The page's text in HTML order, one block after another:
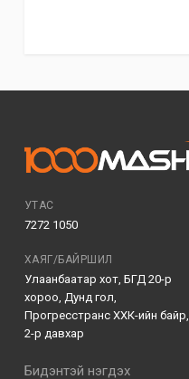
УТАС
7272 1050
ХАЯГ/БАЙРШИЛ
Улаанбаатар хот, БГД 20-р
хороо, Дунд гол,
Прогресстранс ХХК-ийн байр,
2-р давхар
Бидэнтэй нэгдэх